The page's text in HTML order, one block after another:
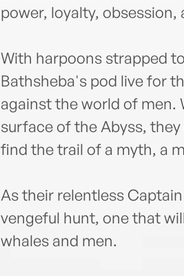
power, loyalty,
With harpoons strapped
Bathsheba's pod live for
against the world of men.
surface of the Abyss,
find the trail of a myth, a
As their relentless
vengeful hunt, one that
whales and men.